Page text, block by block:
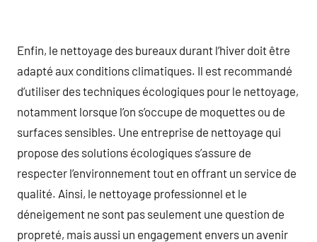
Enfin, le nettoyage des bureaux durant l’hiver doit être
adapté aux conditions climatiques. Il est recommandé
d’utiliser des techniques écologiques pour le nettoyage,
notamment lorsque l’on s’occupe de moquettes ou de
surfaces sensibles. Une entreprise de nettoyage qui
propose des solutions écologiques s’assure de
respecter l’environnement tout en offrant un service de
qualité. Ainsi, le nettoyage professionnel et le
déneigement ne sont pas seulement une question de
propreté, mais aussi un engagement envers un avenir